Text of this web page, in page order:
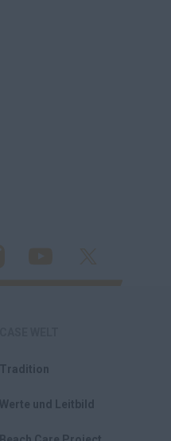
Tradition
Werte und Leitbild